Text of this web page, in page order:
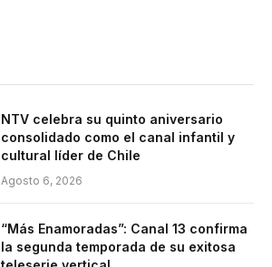
NTV celebra su quinto aniversario
consolidado como el canal infantil y
cultural líder de Chile
Agosto 6, 2026
“Más Enamoradas”: Canal 13 confirma
la segunda temporada de su exitosa